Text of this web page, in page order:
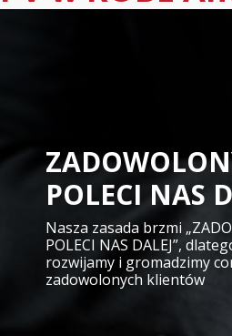
POLECI NAS
Nasza zasada brzmi
POLECI NAS DALEJ”,
rozwijamy i gromadzimy
zadowolonych klientów